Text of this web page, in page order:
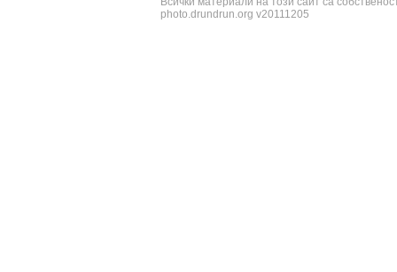
photo.drundrun.org v20111205